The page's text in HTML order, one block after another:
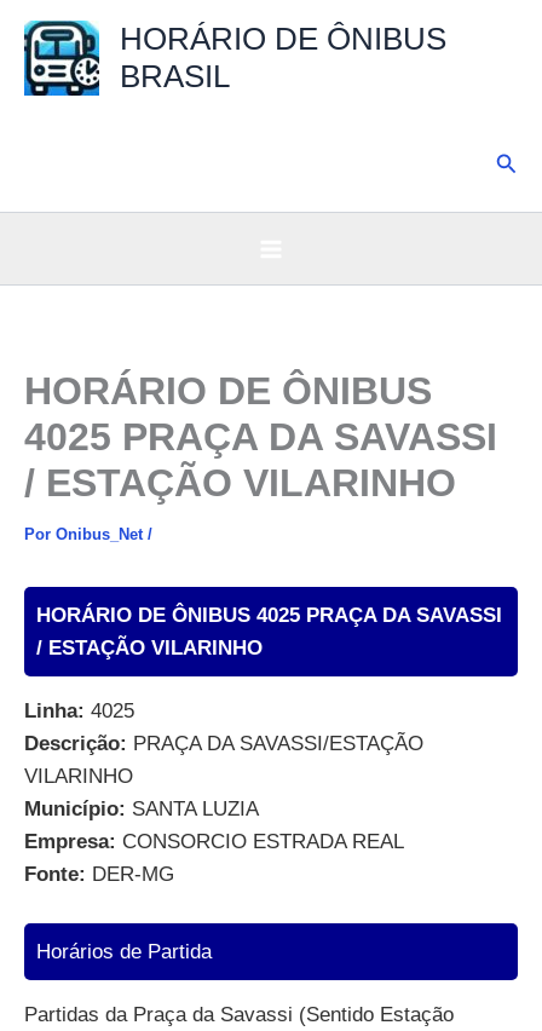
para
HORÁRIO DE ÔNIBUS
BRASIL
HORÁRIO DE ÔNIBUS
4025 PRAÇA DA SAVASSI
/ ESTAÇÃO VILARINHO
Por Onibus_Net /
HORÁRIO DE ÔNIBUS 4025 PRAÇA DA SAVASSI
/ ESTAÇÃO VILARINHO
Linha: 4025
Descrição: PRAÇA DA SAVASSI/ESTAÇÃO
VILARINHO
Município: SANTA LUZIA
Empresa: CONSORCIO ESTRADA REAL
Fonte: DER-MG
Horários de Partida
Partidas da Praça da Savassi (Sentido Estação